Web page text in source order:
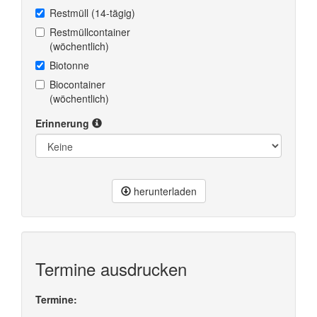
Restmüll (14-tägig)
Restmüllcontainer
(wöchentlich)
Biotonne
Biocontainer
(wöchentlich)
Erinnerung
herunterladen
Termine ausdrucken
Termine: